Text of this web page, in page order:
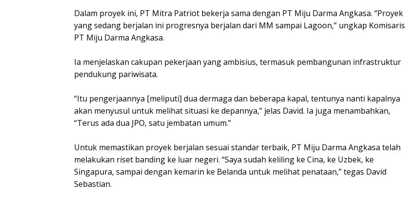
‎Dalam proyek ini, PT Mitra Patriot bekerja sama dengan PT Miju Darma Angkasa. “Proyek
yang sedang berjalan ini progresnya berjalan dari MM sampai Lagoon,” ungkap Komisaris
PT Miju Darma Angkasa.
‎Ia menjelaskan cakupan pekerjaan yang ambisius, termasuk pembangunan infrastruktur
pendukung pariwisata.
‎“Itu pengerjaannya [meliputi] dua dermaga dan beberapa kapal, tentunya nanti kapalnya
akan menyusul untuk melihat situasi ke depannya,” jelas David. Ia juga menambahkan,
“Terus ada dua JPO, satu jembatan umum.”
‎Untuk memastikan proyek berjalan sesuai standar terbaik, PT Miju Darma Angkasa telah
melakukan riset banding ke luar negeri. “Saya sudah keliling ke Cina, ke Uzbek, ke
Singapura, sampai dengan kemarin ke Belanda untuk melihat penataan,” tegas David
Sebastian.